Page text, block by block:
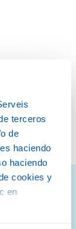
terceros
de
haciendo
haciendo
cookies y
en